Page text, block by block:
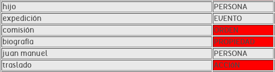
hijo
PERSONA
expedición
EVENTO
comisión
ORDEN
biografía
PROPIEDAD
juan manuel
PERSONA
traslado
ACCIóN